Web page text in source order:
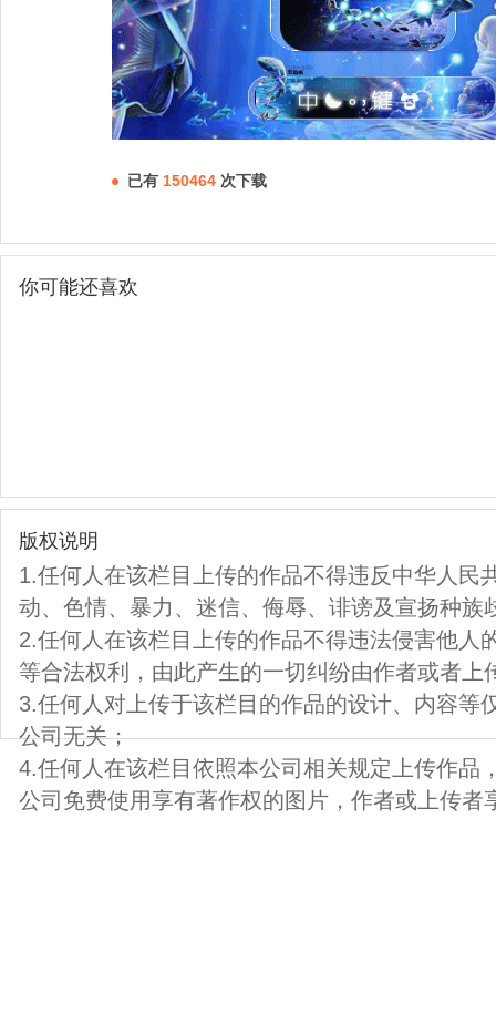
已有 150464 次下载
你可能还喜欢
版权说明
1.任何人在该栏目上传的作品不得违反中华人民
动、色情、暴力、迷信、侮辱、诽谤及宣扬种族
2.任何人在该栏目上传的作品不得违法侵害他人
等合法权利，由此产生的一切纠纷由作者或者上
3.任何人对上传于该栏目的作品的设计、内容等
公司无关；
4.任何人在该栏目依照本公司相关规定上传作品
公司免费使用享有著作权的图片，作者或上传者